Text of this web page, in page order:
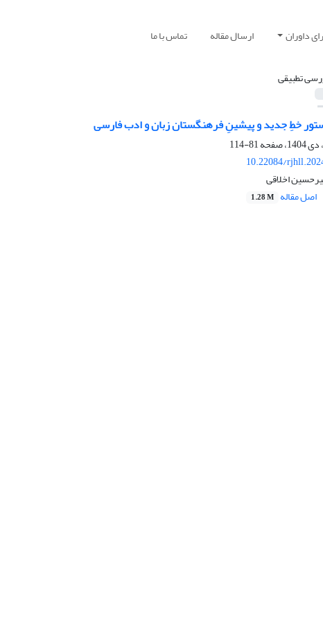
داوران ارسال مقاله تماس با ما
تطبیقی
خطِ جدید و پیشینِ فرهنگستان زبان و ادب فارسی
81-114
10.22084/
اخلاقی
اصل مقاله 1.28 M